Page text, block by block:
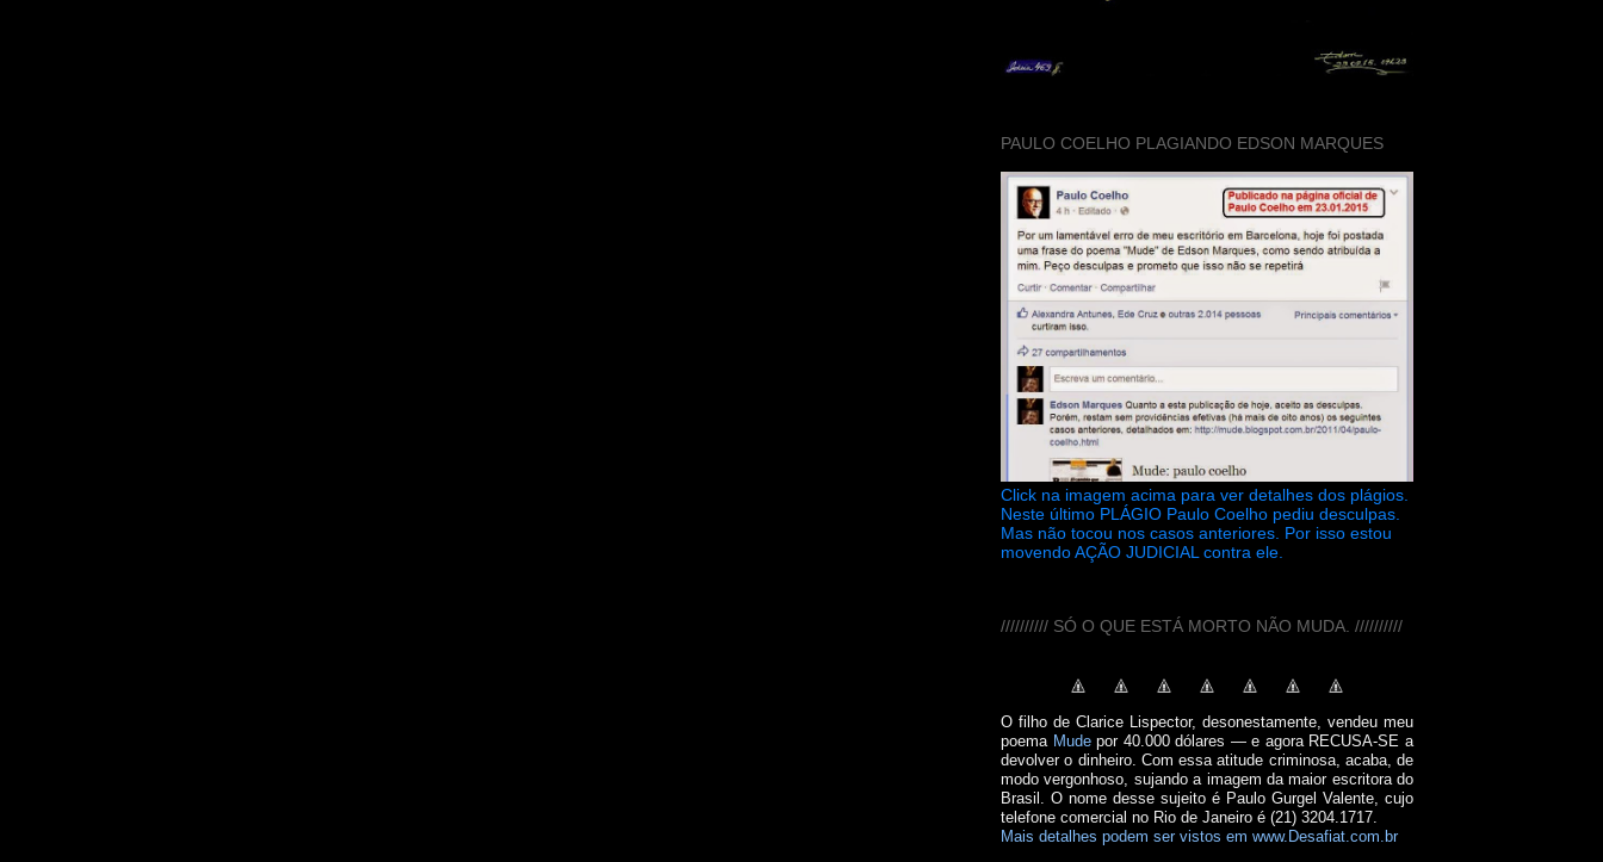
PAULO COELHO PLAGIANDO EDSON MARQUES
Click na imagem acima para ver detalhes dos plágios.
Neste último PLÁGIO Paulo Coelho pediu desculpas.
Mas não tocou nos casos anteriores. Por isso estou
movendo AÇÃO JUDICIAL contra ele.
////////// SÓ O QUE ESTÁ MORTO NÃO MUDA. //////////
O filho de Clarice Lispector, desonestamente, vendeu meu
poema Mudepor 40.000 dólares — e agora RECUSA-SE a
devolver o dinheiro. Com essa atitude criminosa, acaba, de
modo vergonhoso, sujando a imagem da maior escritora do
Brasil. O nome desse sujeito é Paulo Gurgel Valente, cujo
telefone comercial no Rio de Janeiro é (21) 3204.1717.
Mais detalhes podem ser vistos em www.Desafiat.com.br